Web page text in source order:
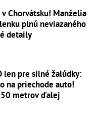
v Chorvátsku! Manželia
plnú neviazaného
detaily
len pre silné žalúdky:
na priechode auto!
metrov ďalej